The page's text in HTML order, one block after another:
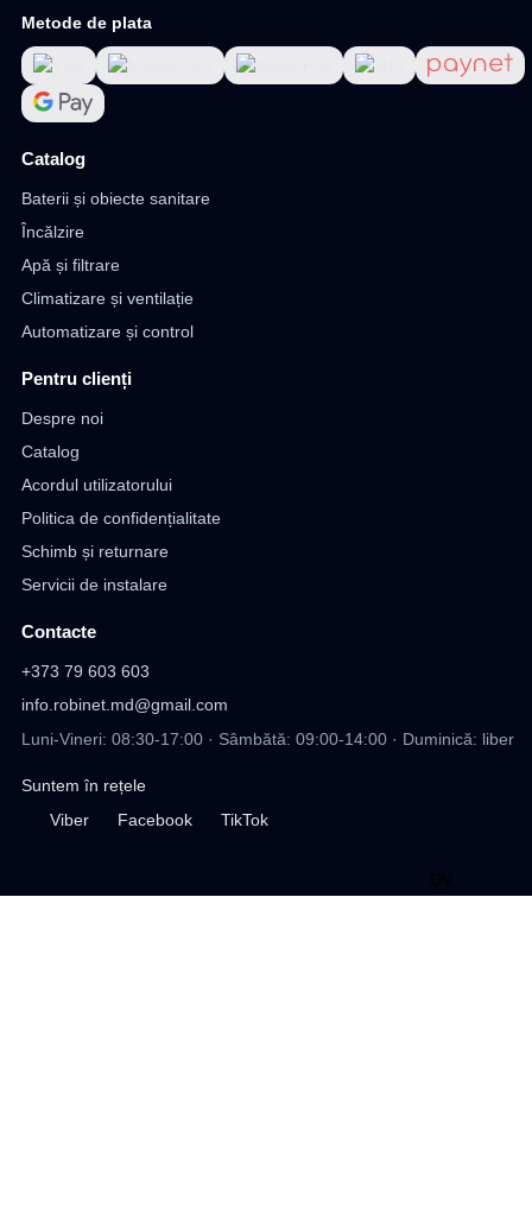
Metode de plata
Catalog
Baterii și obiecte sanitare
Încălzire
Apă și filtrare
Climatizare și ventilație
Automatizare și control
Pentru clienți
Despre noi
Catalog
Acordul utilizatorului
Politica de confidențialitate
Schimb și returnare
Servicii de instalare
Contacte
+373 79 603 603
info.robinet.md@gmail.com
Luni-Vineri: 08:30-17:00 · Sâmbătă: 09:00-14:00 · Duminică: liber
Suntem în rețele
Viber
Facebook TikTok